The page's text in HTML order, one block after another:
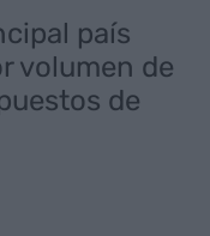
país
volumen de
de